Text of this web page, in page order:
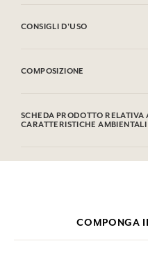
CONSIGLI D'USO
COMPOSIZIONE
(Fragrance), Palm Kernel Acid,
Rosmarinus Officinalis
SCHEDA PRODOTTO RELATIVA
CARATTERISTICHE AMBIENTALI
Si prega di consultare le qualità
COMPONGA